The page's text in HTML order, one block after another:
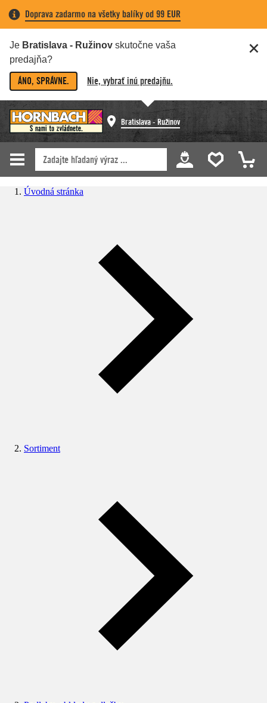
Doprava zadarmo na všetky balíky od 99 EUR
Je Bratislava - Ružinov skutočne vaša
predajňa?
ÁNO, SPRÁVNE. Nie, vybrať inú predajňu.
Bratislava - Ružinov
Úvodná stránka
Sortiment